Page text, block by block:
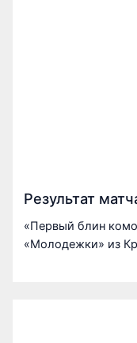
Результат
«Первый блин
«Молодежки» из